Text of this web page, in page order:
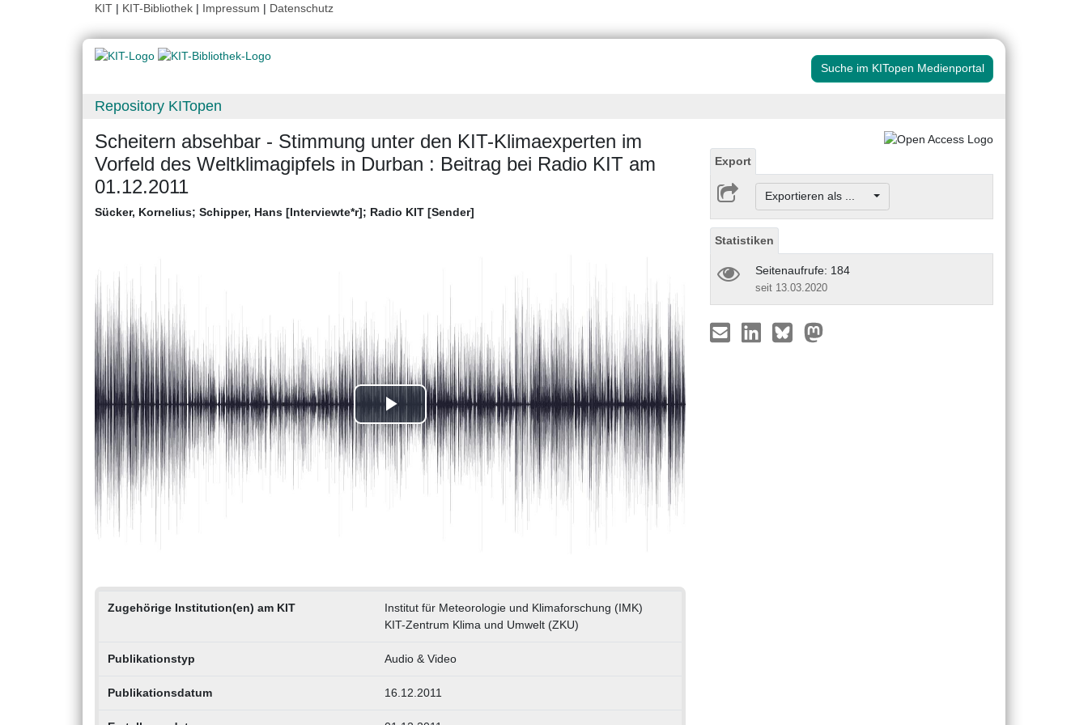
KIT | KIT-Bibliothek | Impressum | Datenschutz
Suche im KITopen Medienportal
Repository KITopen
Scheitern absehbar - Stimmung unter den KIT-Klimaexperten im
Vorfeld des Weltklimagipfels in Durban : Beitrag bei Radio KIT am
01.12.2011
Sücker, Kornelius; Schipper, Hans [Interviewte*r]; Radio KIT [Sender]
Play
Video
Zugehörige Institution(en) am KIT
Institut für Meteorologie und Klimaforschung (IMK)
KIT-Zentrum Klima und Umwelt (ZKU)
Publikationstyp Audio & Video
Publikationsdatum 16.12.2011
Export
Exportieren als ...
Statistiken
Seitenaufrufe: 184
seit 13.03.2020